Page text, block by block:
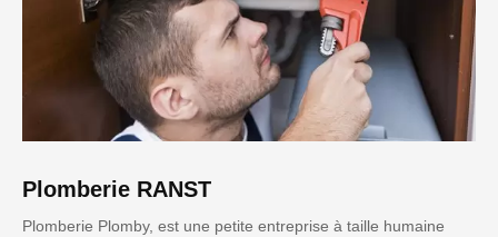
Plomberie RANST
Plomberie Plomby, est une petite entreprise à taille humaine